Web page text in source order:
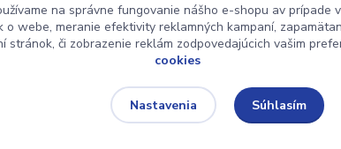
na správne fungovanie nášho e-shopu av prípade
o webe, meranie efektivity reklamných kampaní,
stránok, či zobrazenie reklám zodpovedajúcich vašim
cookies
Nastavenia Súhlasím